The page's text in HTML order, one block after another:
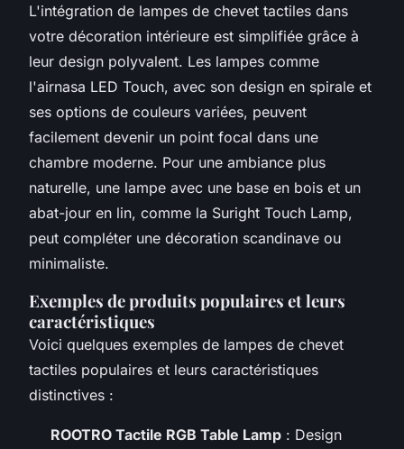
L'intégration de lampes de chevet tactiles dans
votre décoration intérieure est simplifiée grâce à
leur design polyvalent. Les lampes comme
l'airnasa LED Touch, avec son design en spirale et
ses options de couleurs variées, peuvent
facilement devenir un point focal dans une
chambre moderne. Pour une ambiance plus
naturelle, une lampe avec une base en bois et un
abat-jour en lin, comme la Suright Touch Lamp,
peut compléter une décoration scandinave ou
minimaliste.
Exemples de produits populaires et leurs
caractéristiques
Voici quelques exemples de lampes de chevet
tactiles populaires et leurs caractéristiques
distinctives :
ROOTRO Tactile RGB Table Lamp : Design